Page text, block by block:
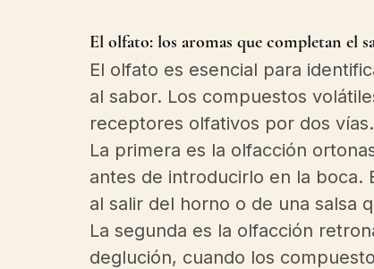
El olfato: los aromas que completan el
El olfato es esencial para
al sabor. Los compuestos
receptores olfativos por dos vías.
La primera es la olfacción
antes de introducirlo en la boca.
al salir del horno o de una salsa
La segunda es la olfacción
deglución, cuando los